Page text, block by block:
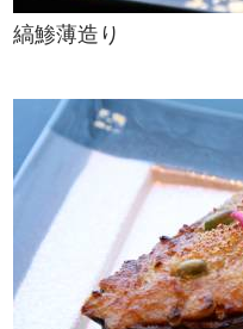
縞鯵薄造り